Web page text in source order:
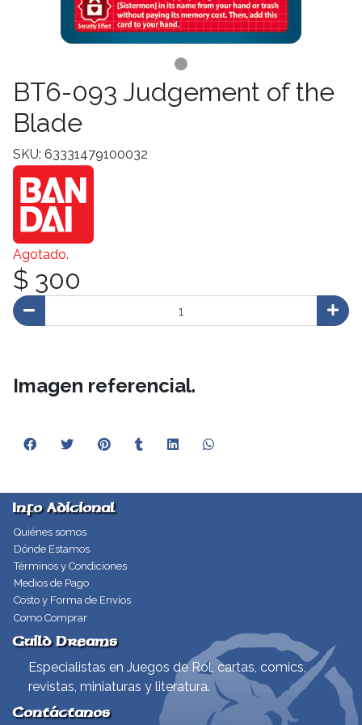
BT6-093 Judgement of the
Blade
SKU: 63331479100032
Agotado.
$ 300
Imagen referencial.
Info Adicional
Quiénes somos
Dónde Estamos
Términos y Condiciones
Medios de Pago
Costo y Forma de Envíos
Como Comprar
Guild Dreams
Especialistas en Juegos de Rol, cartas, comics,
revistas, miniaturas y literatura.
Contáctanos